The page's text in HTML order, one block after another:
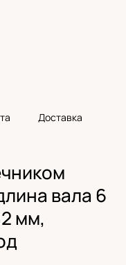
Доставка
вала 6
мм,